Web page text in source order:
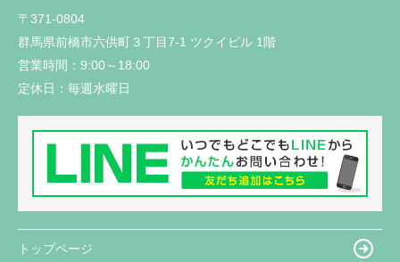
〒371-0804
群馬県前橋市六供町３丁目7-1 ツクイビル 1階
営業時間： 9:00～18:00
定休日： 毎週水曜日
トップページ